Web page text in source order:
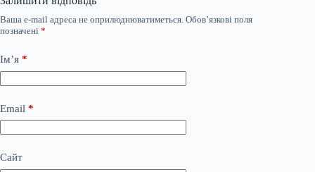
Ваша e-mail адреса не оприлюднюватиметься. Обов’язкові поля
позначені *
Ім’я *
Email *
Сайт